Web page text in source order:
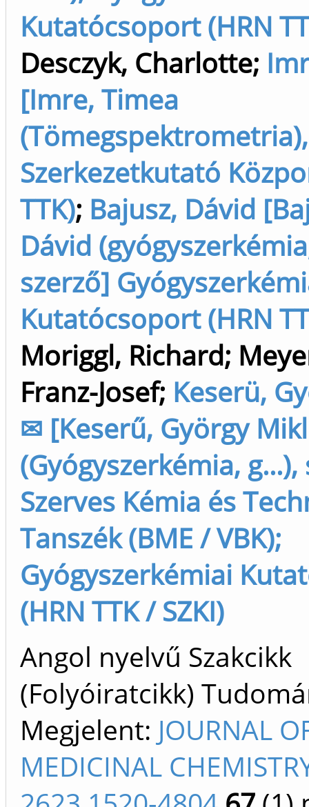
Kutatócsoport (HRN
Desczyk, Charlotte;
[Imre, Timea
Szerkezetkutató
TTK); Bajusz, Dávid
Dávid
szerző]
Kutatócsoport (HRN
Moriggl, Richard;
Franz-Josef; Keserü,
✉ [Keserű, György
(Gyógyszerkémia, g...),
Szerves Kémia és
Tanszék (BME / VBK);
Gyógyszerkémiai
(HRN TTK / SZKI)
Angol nyelvű Szakcikk
(Folyóiratcikk)
Megjelent: JOURNAL
MEDICINAL